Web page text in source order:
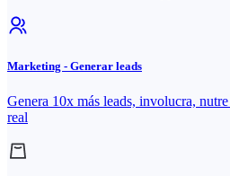
Marketing - Generar leads
Genera 10x más leads, involucra,
real